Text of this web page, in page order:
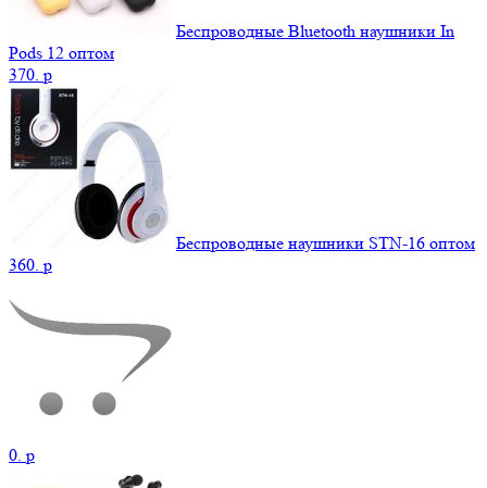
Беспроводные Bluetooth наушники In
Pods 12 оптом
370. p
Беспроводные наушники STN-16 оптом
360. p
0. p